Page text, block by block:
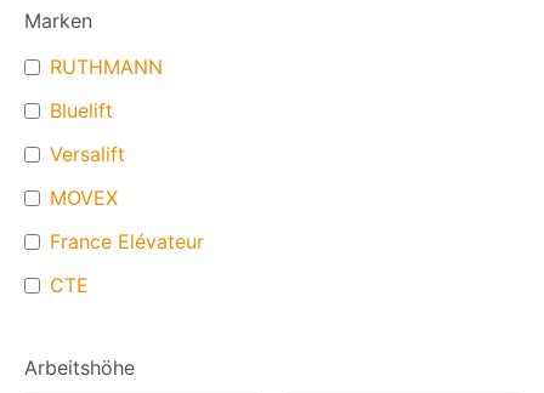
Marken
RUTHMANN
Bluelift
Versalift
MOVEX
France Elévateur
CTE
Arbeitshöhe